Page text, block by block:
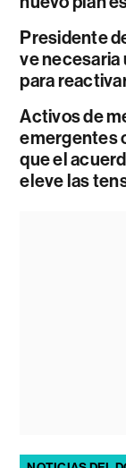
Presidente
ve necesaria
para
Activos de
emergentes
que el
eleve las